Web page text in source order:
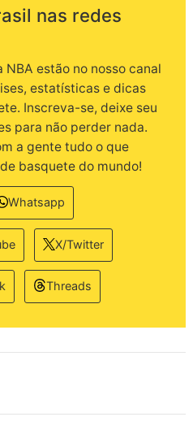
nas redes
estão no nosso canal
estatísticas e dicas
Inscreva-se, deixe seu
para não perder nada.
a gente tudo o que
basquete do mundo!
Whatsapp
X/Twitter
Threads